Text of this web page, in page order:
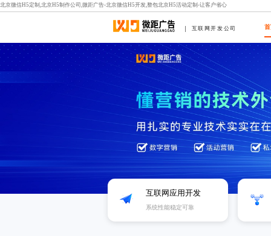
北京微信H5定制,北京H5制作公司,微距广告-北京微信H5开发,整包北京H5活动定制-让客户省心
互联网开发公司
互联网应用开发
系统性能稳定可靠